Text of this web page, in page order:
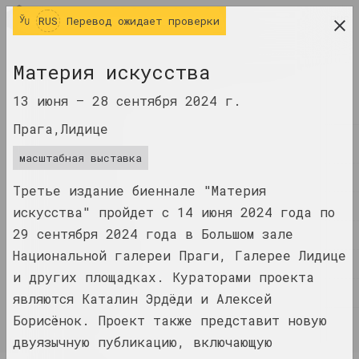
современного искусства
ЖУРНАЛ
ИНДЕКС
ТЕРМИНЫ
СОБЫТИЯ
ПРОИЗВЕДЕНИЯ
ДОКУМЕНТЫ
ИНФО
RUS
RUS Перевод ожидает проверки
Материя искусства
13 июня – 28 сентября 2024 г.
Прага,Лидице
масштабная выставка
Третье издание биеннале "Материя
искусства" пройдет с 14 июня 2024 года по
29 сентября 2024 года в Большом зале
Национальной галереи Праги, Галерее Лидице
и других площадках. Кураторами проекта
являются Каталин Эрдёди и Алексей
Борисёнок. Проект также представит новую
двуязычную публикацию, включающую